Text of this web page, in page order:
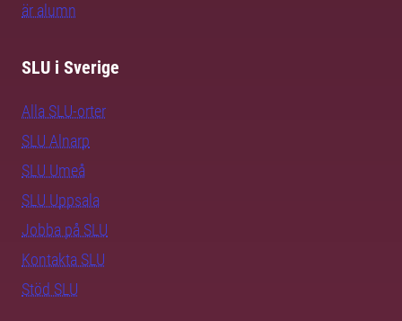
är alumn
SLU i Sverige
Alla SLU-orter
SLU Alnarp
SLU Umeå
SLU Uppsala
Jobba på SLU
Kontakta SLU
Stöd SLU